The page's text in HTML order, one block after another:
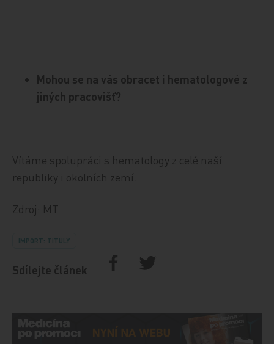
Mohou se na vás obracet i hematologové z
jiných pracovišť?
Vítáme spolupráci s hematology z celé naší
republiky i okolních zemí.
Zdroj: MT
IMPORT: TITULY
Sdílejte článek